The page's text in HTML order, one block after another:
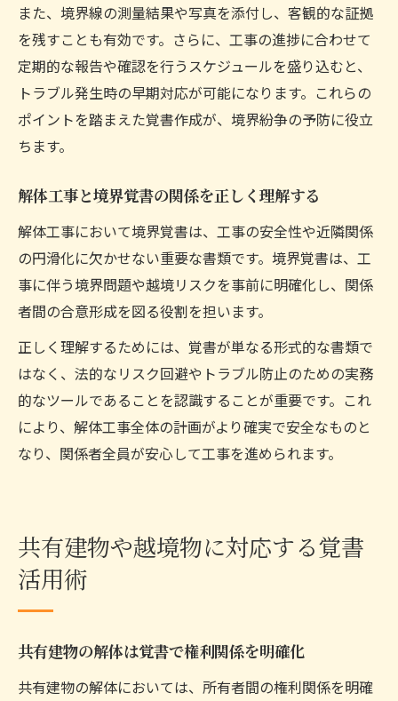
また、境界線の測量結果や写真を添付し、客観的な証拠
を残すことも有効です。さらに、工事の進捗に合わせて
定期的な報告や確認を行うスケジュールを盛り込むと、
トラブル発生時の早期対応が可能になります。これらの
ポイントを踏まえた覚書作成が、境界紛争の予防に役立
ちます。
解体工事と境界覚書の関係を正しく理解する
解体工事において境界覚書は、工事の安全性や近隣関係
の円滑化に欠かせない重要な書類です。境界覚書は、工
事に伴う境界問題や越境リスクを事前に明確化し、関係
者間の合意形成を図る役割を担います。
正しく理解するためには、覚書が単なる形式的な書類で
はなく、法的なリスク回避やトラブル防止のための実務
的なツールであることを認識することが重要です。これ
により、解体工事全体の計画がより確実で安全なものと
なり、関係者全員が安心して工事を進められます。
共有建物や越境物に対応する覚書
活用術
共有建物の解体は覚書で権利関係を明確化
共有建物の解体においては、所有者間の権利関係を明確